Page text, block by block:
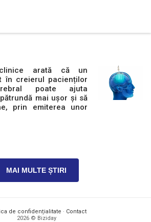
arată că un
în creierul pacienților
poate ajuta
mai ușor și să
prin emiterea unor
MAI MULTE ȘTIRI
de confidențialitate · Contact
2026 © Biziday